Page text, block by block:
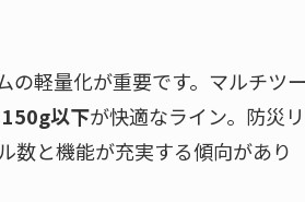
の軽量化が重要です。マルチツ
以下が快適なライン。防災リ
数と機能が充実する傾向があり